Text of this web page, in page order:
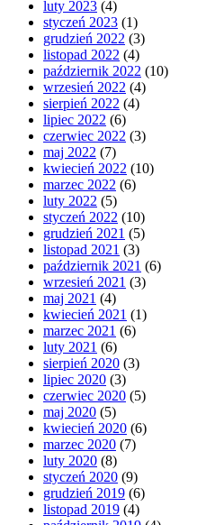
luty 2023 (4)
styczeń 2023 (1)
grudzień 2022 (3)
listopad 2022 (4)
październik 2022 (10)
wrzesień 2022 (4)
sierpień 2022 (4)
lipiec 2022 (6)
czerwiec 2022 (3)
maj 2022 (7)
kwiecień 2022 (10)
marzec 2022 (6)
luty 2022 (5)
styczeń 2022 (10)
grudzień 2021 (5)
listopad 2021 (3)
październik 2021 (6)
wrzesień 2021 (3)
maj 2021 (4)
kwiecień 2021 (1)
marzec 2021 (6)
luty 2021 (6)
sierpień 2020 (3)
lipiec 2020 (3)
czerwiec 2020 (5)
maj 2020 (5)
kwiecień 2020 (6)
marzec 2020 (7)
luty 2020 (8)
styczeń 2020 (9)
grudzień 2019 (6)
listopad 2019 (4)